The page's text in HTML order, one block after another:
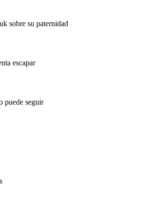
sobre su paternidad
escapar
puede seguir